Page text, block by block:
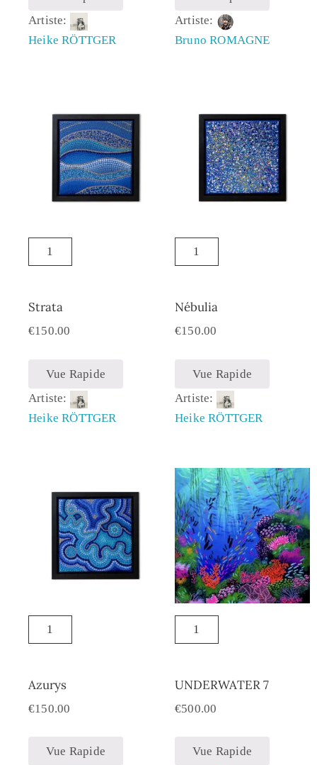
Artiste:
Heike RÖTTGER
Artiste:
Bruno ROMAGNE
Strata
€150.00
Vue Rapide
Artiste:
Heike RÖTTGER
Nébulia
€150.00
Vue Rapide
Artiste:
Heike RÖTTGER
Azurys
€150.00
Vue Rapide
UNDERWATER 7
€500.00
Vue Rapide